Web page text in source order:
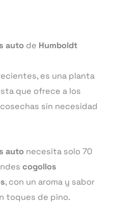
auto de Humboldt
es una planta
que ofrece a los
sin necesidad
auto necesita solo 70
cogollos
, con un aroma y sabor
toques de pino.